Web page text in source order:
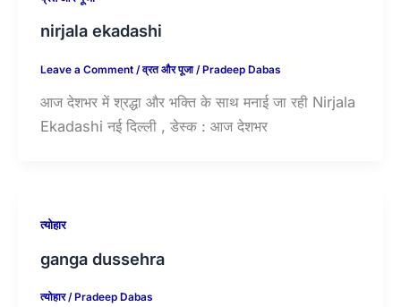
nirjala ekadashi
Leave a Comment /व्रत और पूजा/ Pradeep Dabas
आज देशभर में श्रद्धा और भक्ति के साथ मनाई जा रही Nirjala
Ekadashi नई दिल्ली , डेस्क : आज देशभर
त्योहार
ganga dussehra
त्योहार/ Pradeep Dabas